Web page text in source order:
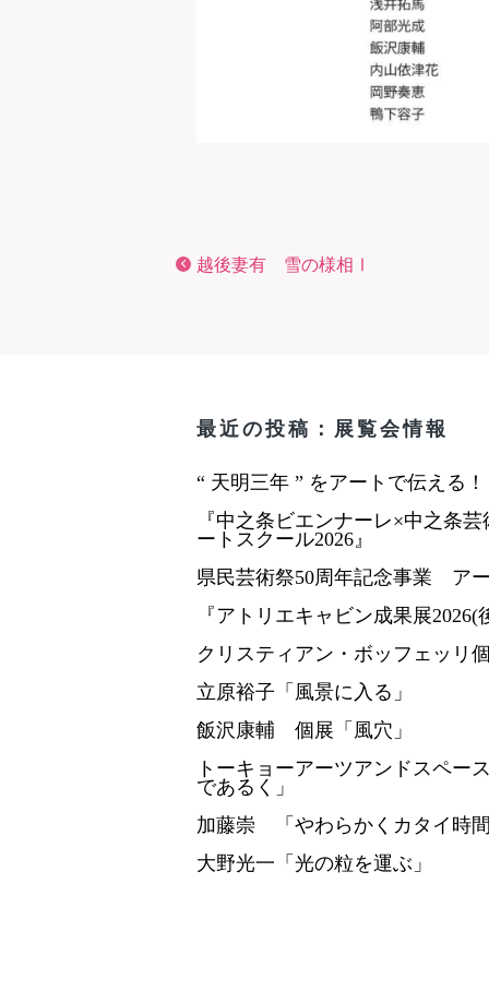
越後妻有 雪の様相Ⅰ
最近の投稿：展覧会情報
“ 天明三年 ” をアートで伝える
『中之条ビエンナーレ×中之条
ートスクール2026』
県民芸術祭50周年記念事業 ア
『アトリエキャビン成果展2026(
クリスティアン・ボッフェッリ
立原裕子「風景に入る」
飯沢康輔 個展「風穴」
トーキョーアーツアンドスペー
であるく」
加藤崇 「やわらかくカタイ時
大野光一「光の粒を運ぶ」